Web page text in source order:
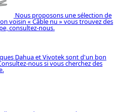
Nous proposons une sélection de
voisin « Câble nu » vous trouvez des
consultez-nous.
Dahua et Vivotek sont d'un bon
nous si vous cherchez des